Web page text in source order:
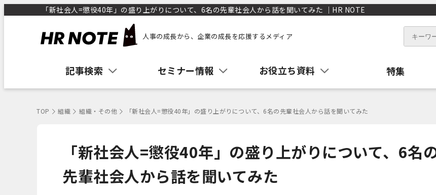
「新社会人=懲役40年」の盛り上がりについて、6名の先輩社会人から話を聞いてみた ｜HR NOTE
人事の成長から、企業の成長を応援するメディア
記事検索 セミナー情報 お役立ち資料 特集
TOP 組織 組織・その他 「新社会人=懲役40年」の盛り上がりについて、6名の先輩社会人から話を聞いてみた
「新社会人=懲役40年」の盛り上がりについて、6名
先輩社会人から話を聞いてみた